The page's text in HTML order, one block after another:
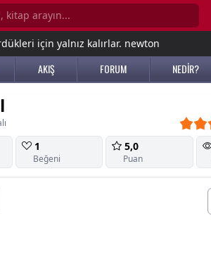
için yalnız kalırlar. newton
AKIŞ FORUM NEDİR?
1
Beğeni
5,0
Puan